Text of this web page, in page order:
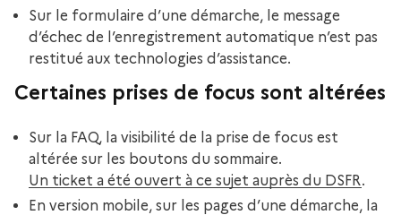
Sur le formulaire d’une démarche, le message
d’échec de l’enregistrement automatique n’est pas
restitué aux technologies d’assistance.
Certaines prises de focus sont altérées
Sur la FAQ, la visibilité de la prise de focus est
altérée sur les boutons du sommaire.
Un ticket a été ouvert à ce sujet auprès du DSFR.
En version mobile, sur les pages d’une démarche, la